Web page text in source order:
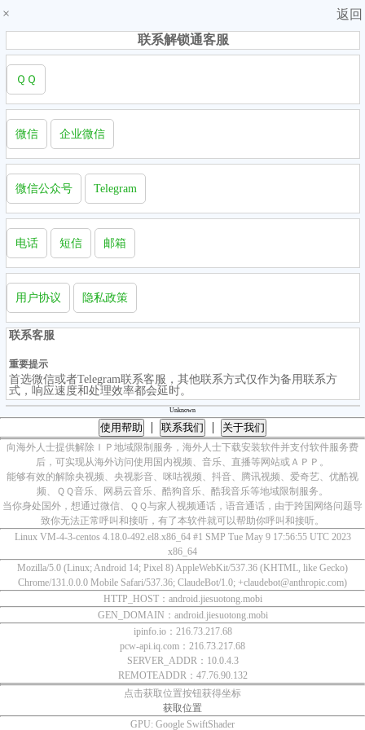
×
返回
联系解锁通客服
ＱＱ
微信 企业微信
微信公众号 Telegram
电话 短信 邮箱
用户协议 隐私政策
联系客服
重要提示
首选微信或者Telegram联系客服，其他联系方式仅作为备用联系方
式，响应速度和处理效率都会延时。
Unknown
使用帮助 联系我们 关于我们
向海外人士提供解除ＩＰ地域限制服务，海外人士下载安装软件并支付软件服务费
后，可实现从海外访问使用国内视频、音乐、直播等网站或ＡＰＰ。
能够有效的解除央视频、央视影音、咪咕视频、抖音、腾讯视频、爱奇艺、优酷视
频、ＱＱ音乐、网易云音乐、酷狗音乐、酷我音乐等地域限制服务。
当你身处国外，想通过微信、ＱＱ与家人视频通话，语音通话，由于跨国网络问题导
致你无法正常呼叫和接听，有了本软件就可以帮助你呼叫和接听。
Linux VM-4-3-centos 4.18.0-492.el8.x86_64 #1 SMP Tue May 9 17:56:55 UTC 2023
x86_64
Mozilla/5.0 (Linux; Android 14; Pixel 8) AppleWebKit/537.36 (KHTML, like Gecko)
Chrome/131.0.0.0 Mobile Safari/537.36; ClaudeBot/1.0; +claudebot@anthropic.com)
HTTP_HOST：android.jiesuotong.mobi
GEN_DOMAIN：android.jiesuotong.mobi
ipinfo.io：216.73.217.68
pcw-api.iq.com：216.73.217.68
SERVER_ADDR：10.0.4.3
REMOTEADDR：47.76.90.132
点击获取位置按钮获得坐标
获取位置
GPU: Google SwiftShader